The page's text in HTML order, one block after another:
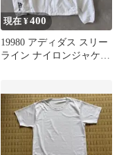
現在 ¥400
19980 アディダス スリー
ライン ナイロンジャケッ